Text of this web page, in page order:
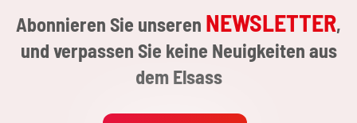
Abonnieren Sie unseren NEWSLETTER,
und verpassen Sie keine Neuigkeiten aus
dem Elsass